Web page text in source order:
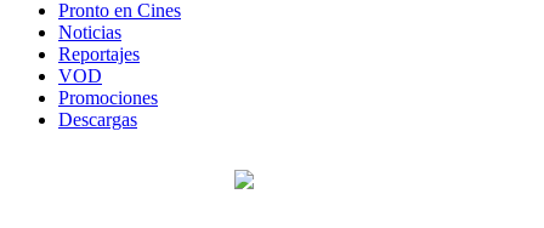
Pronto en Cines
Noticias
Reportajes
VOD
Promociones
Descargas